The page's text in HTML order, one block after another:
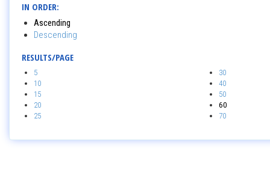
IN ORDER:
Ascending
Descending
RESULTS/PAGE
5
10
15
20
25
30
40
50
60
70